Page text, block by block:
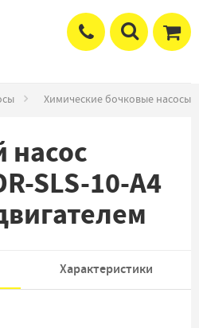
Химические бочковые насосы
SLS-10-A4
Характеристики